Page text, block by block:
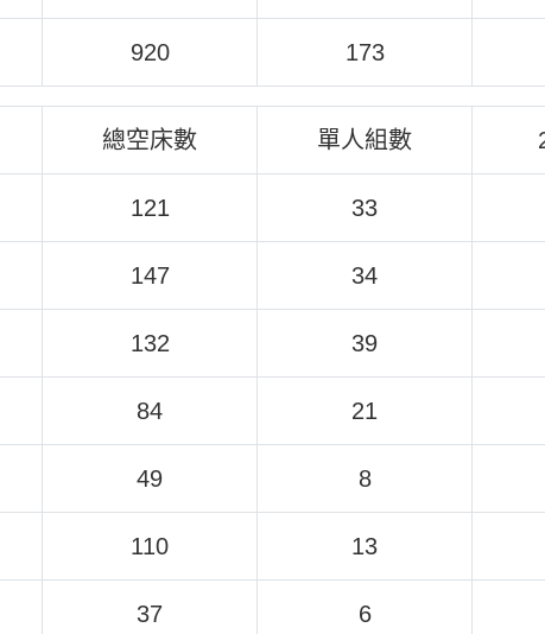
920 173
總空床數 單人組數
121 33
147 34
132 39
84 21
49 8
110 13
37 6